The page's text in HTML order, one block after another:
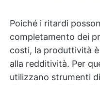
Poiché i ritardi
completamento dei
costi, la produttività
alla redditività. Per
utilizzano strumenti